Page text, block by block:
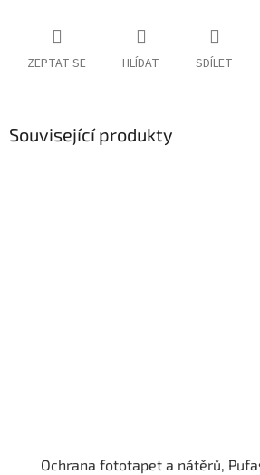
ZEPTAT SE HLÍDAT SDÍLET
Související produkty
Ochrana fototapet a nátěrů,